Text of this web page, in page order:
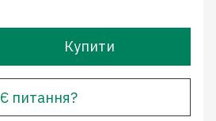
Купити
Є питання?